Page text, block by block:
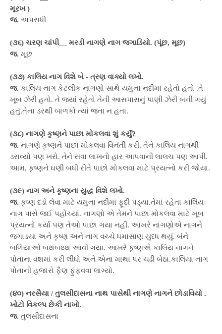
મૂરખ )
જ. અપરાધી
(૩૬) ચરણ ચાંપી__ મરડી નાગણે નાગ જગાડિયો. (પૂંછ, મૂછ)
જ. મૂછ
(૩૭) કાલિય નાગ વિશે બે - ત્રણ વાક્યો લખો.
જ. કાલિય નાગ કેટલીક નાગણો સાથે યમુના નદીમાં રહેતો હતો .તે
ખૂબ ઝેરી હતો. તે જ્યાં રહેતો તેની આસપાસનું પાણી ઝેરી બની ગયું
હતું.તેના ડરથી બાળકો ત્યાં જતા ન હતા.
(૩૮) નાગણે કૃષ્ણને પાછા મોકલવા શું કર્યું?
જ. નાગણે કૃષ્ણને પાછા મોકલવા વિનંતી કરી. તેને કાલિય નાગથી
ડરાવ્યો પણ ખરો. તેને સવા લાખનો હાર આપવાની લાલચ પણ આપી.
આમ, કૃષ્ણને ઘણી બધી રીતે પાછો મોકલવા માટે પ્રયત્નો કરી જોયા.
(૩૯) નાગ અને કૃષ્ણના યુદ્ધ વિશે લખો.
જ. કૃષ્ણ દડો લેવા માટે યમુના નદીમાં ફૂદી પડ્યા.તેમાં રહેતા કાલિય
નાગ પાસે જઈ પહોંચ્યાં. નાગણો એ તેમને પાછા મોકલવા માટે ખૂબ
પ્રયત્નો કર્યા પણ તેઓ પાછા ગયા નહી. આખરે નાગણોએ નાગને
જગાડયા અને કૃષ્ણ અને નાગ વચ્ચે ધમાસાણ યુધ્ધ થયું. બંને
બળિયાઓ બથંબથ્થ આવી ગયા. આખરે કૃષ્ણએ કાલિય નાગને
પોતાના વશમાં કરી લીધો અને એના માથા પર ચઢી બેઠા.કાલિયા નાગ
પોતાની હજારો ફૈણ ફુંફવવા લાગ્યો.
(૪૦) નરસૈયા / તુલસીદાસના નાથ પાસેથી નાગણે નાગને છોડાવિયો .
ખોટો વિકલ્પ છેકી નાખો.
જ. તુલસીદાસના